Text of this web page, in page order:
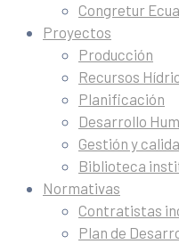
Congretur
Proyectos
Producción
Recursos
Planificación
Desarrollo
Gestión y
Biblioteca
Normativas
Contratistas
Plan de